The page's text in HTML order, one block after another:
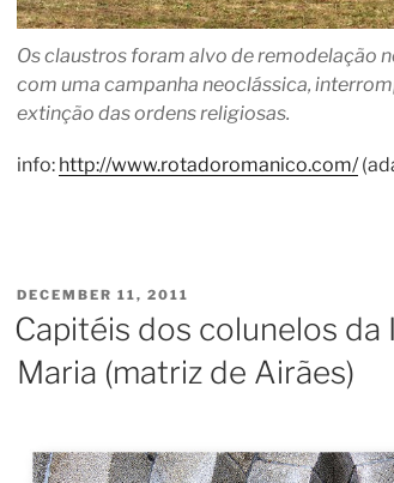
Os claustros foram alvo de remodelação
com uma campanha neoclássica,
extinção das ordens religiosas.
info: http://www.rotadoromanico.com/
POSTED
ON
DECEMBER 11, 2011
Capitéis dos colunelos da
Maria (matriz de Airães)